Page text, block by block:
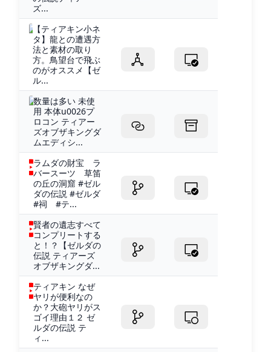
ズ...
【ティアキン小ネ
タ】龍との遭遇方
法と素材の取り
方。鳥望台で飛ぶ
のがオススメ【ゼ
ル...
数量は多い 未使
用 本体u0026プ
ロコン ティアー
ズオブザキングダ
ムエディシ...
ラムダの財宝 ラ
バースーツ 草笛
の丘の洞窟 #ゼル
ダの伝説 #ゼルダ
#祠 #テ...
賢者の遺志すべて
コンプリートする
と！？【ゼルダの
伝説 ティアーズ
オブザキングダ...
ティアキン なぜ
ヤリが便利なの
か？大砲ヤリがス
ゴイ理由１２ ゼ
ルダの伝説 テ
ィ...